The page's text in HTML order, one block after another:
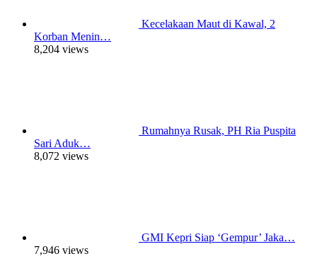
Kecelakaan Maut di Kawal, 2
Korban Menin…
8,204 views
Rumahnya Rusak, PH Ria Puspita
Sari Aduk…
8,072 views
GMI Kepri Siap ‘Gempur’ Jaka…
7,946 views